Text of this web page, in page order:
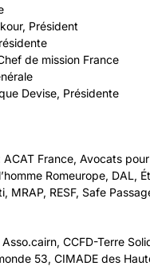
Président
de mission France
Devise, Présidente
France, Avocats
Romeurope, DAL,
MRAP, RESF, Safe
CCFD-Terre
53, CIMADE des